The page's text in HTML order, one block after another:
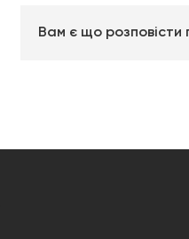
Вам є що розповісти